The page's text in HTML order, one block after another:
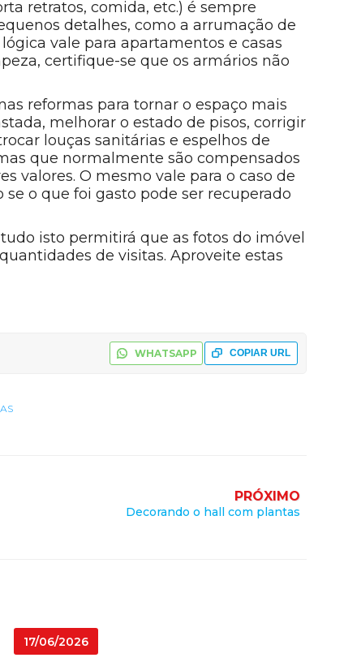
retratos, comida, etc.) é sempre
detalhes, como a arrumação de
vale para apartamentos e casas
certifique-se que os armários não
reformas para tornar o espaço mais
melhorar o estado de pisos, corrigir
louças sanitárias e espelhos de
que normalmente são compensados
valores. O mesmo vale para o caso de
o que foi gasto pode ser recuperado
isto permitirá que as fotos do imóvel
de visitas. Aproveite estas
COPIAR URL
WHATSAPP
PRÓXIMO
Decorando o hall com plantas
17/06/2026